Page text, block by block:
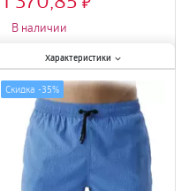
Характеристики:
Размер:XL;
В наличии
Характеристики
Скидка -35%